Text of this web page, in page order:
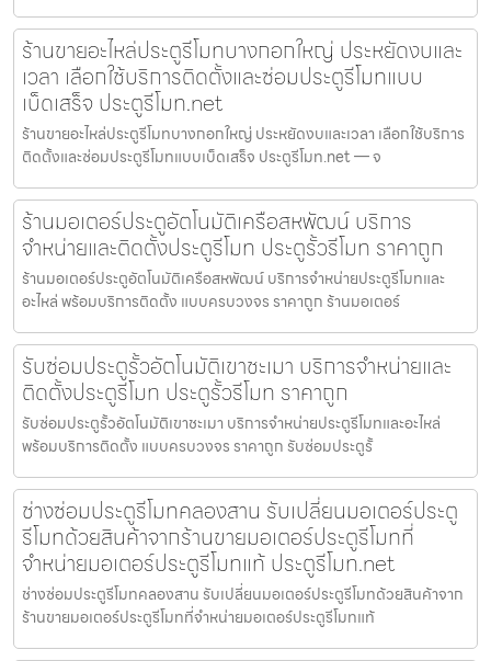
ร้านขายอะไหล่ประตูรีโมทบางกอกใหญ่ ประหยัดงบและ
เวลา เลือกใช้บริการติดตั้งและซ่อมประตูรีโมทแบบ
เบ็ดเสร็จ ประตูรีโมท.net
ร้านขายอะไหล่ประตูรีโมทบางกอกใหญ่ ประหยัดงบและเวลา เลือกใช้บริการ
ติดตั้งและซ่อมประตูรีโมทแบบเบ็ดเสร็จ ประตูรีโมท.net — จ
ร้านมอเตอร์ประตูอัตโนมัติเครือสหพัฒน์ บริการ
จำหน่ายและติดตั้งประตูรีโมท ประตูรั้วรีโมท ราคาถูก
ร้านมอเตอร์ประตูอัตโนมัติเครือสหพัฒน์ บริการจำหน่ายประตูรีโมทและ
อะไหล่ พร้อมบริการติดตั้ง แบบครบวงจร ราคาถูก ร้านมอเตอร์
รับซ่อมประตูรั้วอัตโนมัติเขาชะเมา บริการจำหน่ายและ
ติดตั้งประตูรีโมท ประตูรั้วรีโมท ราคาถูก
รับซ่อมประตูรั้วอัตโนมัติเขาชะเมา บริการจำหน่ายประตูรีโมทและอะไหล่
พร้อมบริการติดตั้ง แบบครบวงจร ราคาถูก รับซ่อมประตูรั้
ช่างซ่อมประตูรีโมทคลองสาน รับเปลี่ยนมอเตอร์ประตู
รีโมทด้วยสินค้าจากร้านขายมอเตอร์ประตูรีโมทที่
จำหน่ายมอเตอร์ประตูรีโมทแท้ ประตูรีโมท.net
ช่างซ่อมประตูรีโมทคลองสาน รับเปลี่ยนมอเตอร์ประตูรีโมทด้วยสินค้าจาก
ร้านขายมอเตอร์ประตูรีโมทที่จำหน่ายมอเตอร์ประตูรีโมทแท้